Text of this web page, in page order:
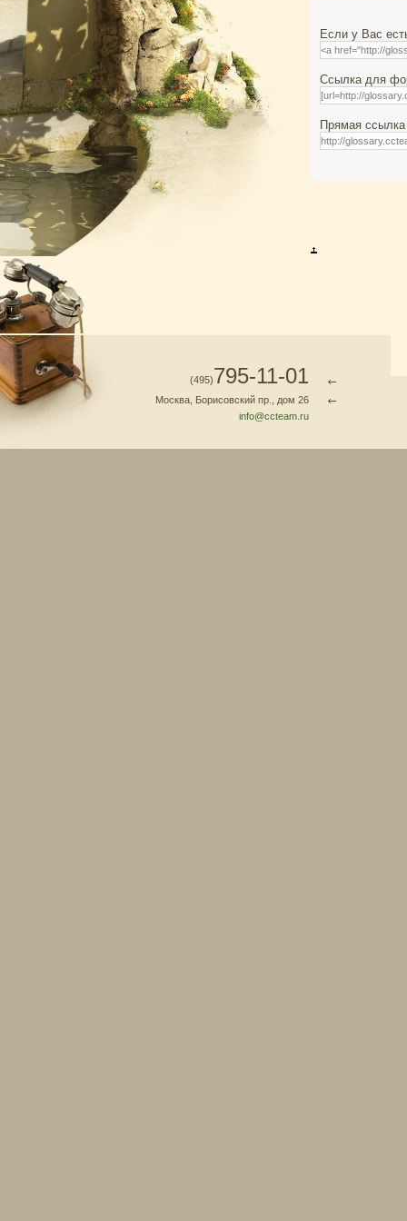
Если у Вас
Ссылка для
Прямая
(495)795-11-01
Москва, Борисовский пр., дом 26
info@ccteam.ru